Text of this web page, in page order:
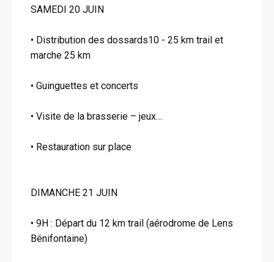
SAMEDI 20 JUIN
• Distribution des dossards10 - 25 km trail et
marche 25 km
• Guinguettes et concerts
• Visite de la brasserie – jeux…
• Restauration sur place
DIMANCHE 21 JUIN
• 9H : Départ du 12 km trail (aérodrome de Lens
Bénifontaine)